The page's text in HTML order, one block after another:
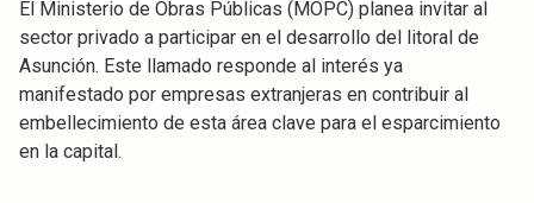
El Ministerio de Obras Públicas (MOPC) planea invitar al
sector privado a participar en el desarrollo del litoral de
Asunción. Este llamado responde al interés ya
manifestado por empresas extranjeras en contribuir al
embellecimiento de esta área clave para el esparcimiento
en la capital.